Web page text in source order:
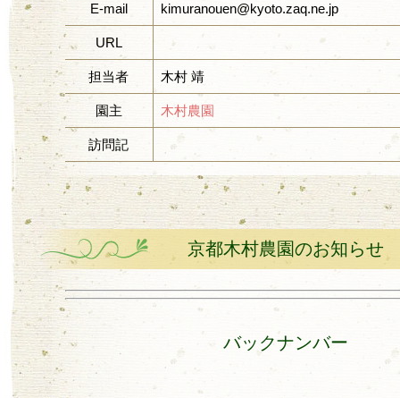
E-mail kimuranouen@kyoto.zaq.ne.jp
URL
担当者 木村 靖
園主 木村農園
訪問記
京都木村農園のお知らせ
バックナンバー